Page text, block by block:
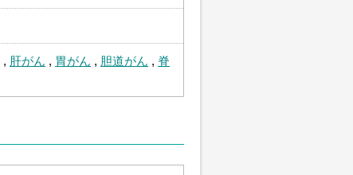
, 肝がん , 胃がん , 胆道がん , 脊